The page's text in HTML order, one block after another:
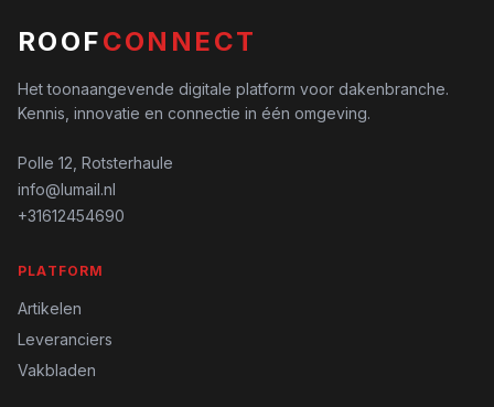
ROOFCONNECT
Het toonaangevende digitale platform voor dakenbranche.
Kennis, innovatie en connectie in één omgeving.
Polle 12, Rotsterhaule
info@lumail.nl
+31612454690
PLATFORM
Artikelen
Leveranciers
Vakbladen